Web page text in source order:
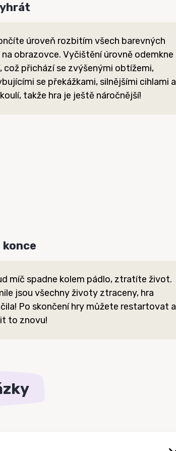
úroveň rozbitím všech barevných
na obrazovce. Vyčištění úrovně odemkne
což přichází se zvýšenými obtížemi,
se překážkami, silnějšími cihlami a
takže hra je ještě náročnější!
konce
míč spadne kolem pádlo, ztratíte život.
jsou všechny životy ztraceny, hra
Po skončení hry můžete restartovat a
to znovu!